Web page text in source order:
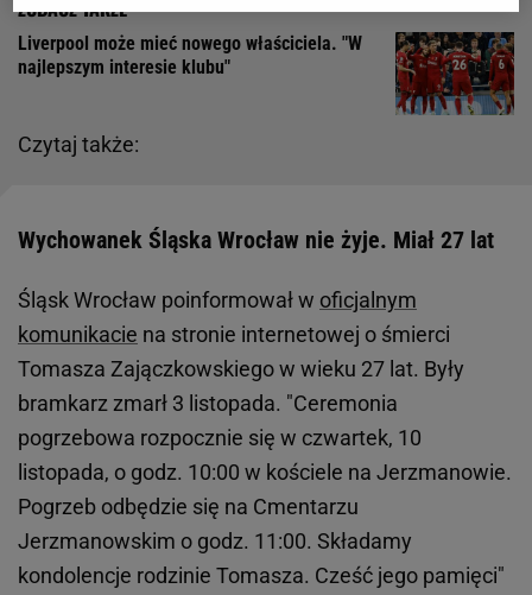
Czytaj także:
Liverpool może mieć nowego właściciela. "W
najlepszym interesie klubu"
Wychowanek Śląska Wrocław nie żyje. Miał 27 lat
Śląsk Wrocław poinformował w oficjalnym
komunikacie na stronie internetowej o śmierci
Tomasza Zajączkowskiego w wieku 27 lat. Były
bramkarz zmarł 3 listopada. "Ceremonia
pogrzebowa rozpocznie się w czwartek, 10
listopada, o godz. 10:00 w kościele na Jerzmanowie.
Pogrzeb odbędzie się na Cmentarzu
Jerzmanowskim o godz. 11:00. Składamy
kondolencje rodzinie Tomasza. Cześć jego pamięci"